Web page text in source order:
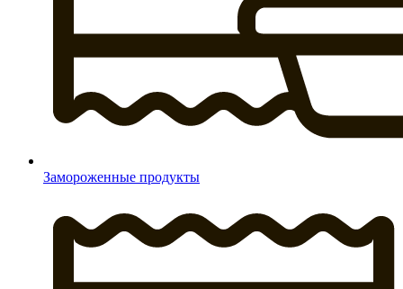
Замороженные продукты